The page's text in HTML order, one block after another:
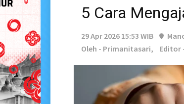
5 Cara
29 Apr 2026 15:53 WIB
Oleh - Primanitasari,
Editor